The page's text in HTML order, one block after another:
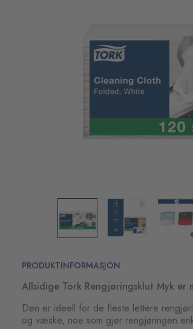
PRODUKTINFORMASJON
Allsidige Tork Rengjøringsklut Myk er
Den er ideell for de fleste lettere
og væske, noe som gjør rengjøringen